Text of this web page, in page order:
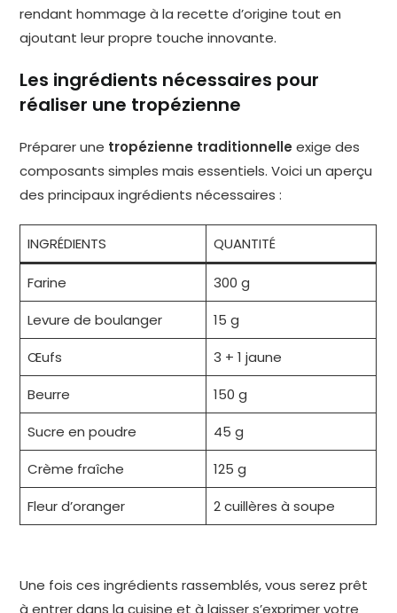
rendant hommage à la recette d’origine tout en
ajoutant leur propre touche innovante.
Les ingrédients nécessaires pour
réaliser une tropézienne
Préparer une tropézienne traditionnelle exige des
composants simples mais essentiels. Voici un aperçu
des principaux ingrédients nécessaires :
INGRÉDIENTS QUANTITÉ
Farine
300 g
Levure de boulanger
15 g
Œufs
3 + 1 jaune
Beurre
150 g
Sucre en poudre
45 g
Crème fraîche
125 g
Fleur d’oranger
2 cuillères à soupe
Une fois ces ingrédients rassemblés, vous serez prêt
à entrer dans la cuisine et à laisser s’exprimer votre